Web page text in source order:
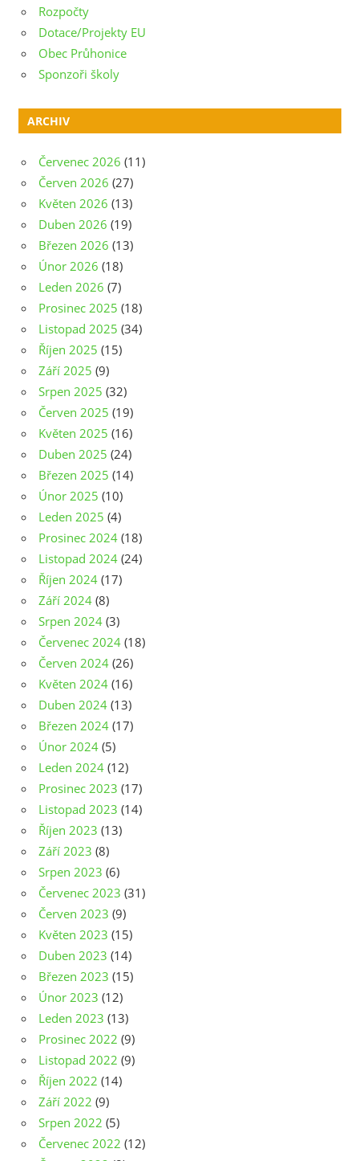
Rozpočty
Dotace/Projekty EU
Obec Průhonice
Sponzoři školy
ARCHIV
Červenec 2026 (11)
Červen 2026 (27)
Květen 2026 (13)
Duben 2026 (19)
Březen 2026 (13)
Únor 2026 (18)
Leden 2026 (7)
Prosinec 2025 (18)
Listopad 2025 (34)
Říjen 2025 (15)
Září 2025 (9)
Srpen 2025 (32)
Červen 2025 (19)
Květen 2025 (16)
Duben 2025 (24)
Březen 2025 (14)
Únor 2025 (10)
Leden 2025 (4)
Prosinec 2024 (18)
Listopad 2024 (24)
Říjen 2024 (17)
Září 2024 (8)
Srpen 2024 (3)
Červenec 2024 (18)
Červen 2024 (26)
Květen 2024 (16)
Duben 2024 (13)
Březen 2024 (17)
Únor 2024 (5)
Leden 2024 (12)
Prosinec 2023 (17)
Listopad 2023 (14)
Říjen 2023 (13)
Září 2023 (8)
Srpen 2023 (6)
Červenec 2023 (31)
Červen 2023 (9)
Květen 2023 (15)
Duben 2023 (14)
Březen 2023 (15)
Únor 2023 (12)
Leden 2023 (13)
Prosinec 2022 (9)
Listopad 2022 (9)
Říjen 2022 (14)
Září 2022 (9)
Srpen 2022 (5)
Červenec 2022 (12)